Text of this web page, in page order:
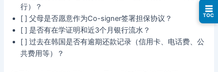
行）？
[ ] 父母是否愿意作为Co-signer签署担保协议？
[ ] 是否有在学证明和近3个月银行流水？
[ ] 过去在韩国是否有逾期还款记录（信用卡、电话费、公
共费用等）？
☰
TOC